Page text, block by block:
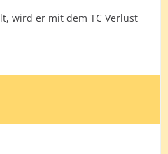
wird er mit dem TC Verlust